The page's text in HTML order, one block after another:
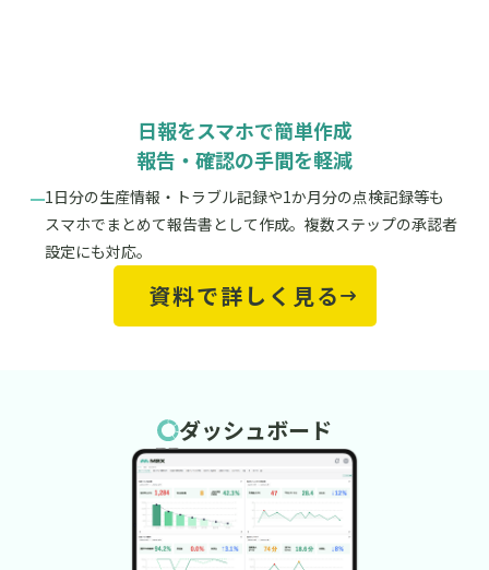
日報をスマホで簡単作成
報告・確認の手間を軽減
1日分の生産情報・トラブル記録や1か月分の点検記録等も
スマホでまとめて報告書として作成。複数ステップの承認者
設定にも対応。
資料で詳しく見る
ダッシュボード